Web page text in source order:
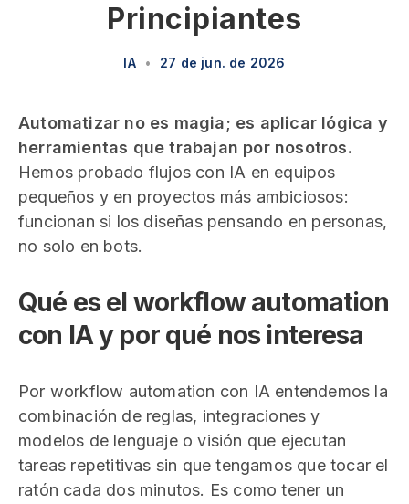
Principiantes
IA • 27 de jun. de 2026
Automatizar no es magia; es aplicar lógica y
herramientas que trabajan por nosotros.
Hemos probado flujos con IA en equipos
pequeños y en proyectos más ambiciosos:
funcionan si los diseñas pensando en personas,
no solo en bots.
Qué es el workflow automation
con IA y por qué nos interesa
Por workflow automation con IA entendemos la
combinación de reglas, integraciones y
modelos de lenguaje o visión que ejecutan
tareas repetitivas sin que tengamos que tocar el
ratón cada dos minutos. Es como tener un